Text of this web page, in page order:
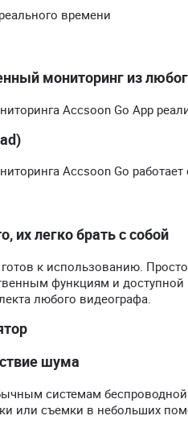
времени
мониторинг из
Accsoon Go App
Accsoon Go
их легко брать с собой
к использованию.
функциям и доступной
любого видеографа.
шума
системам
или съемки в небольших